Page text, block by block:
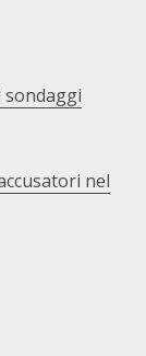
sondaggi
nel